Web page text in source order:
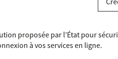
proposée par l’État pour
à vos services en ligne.